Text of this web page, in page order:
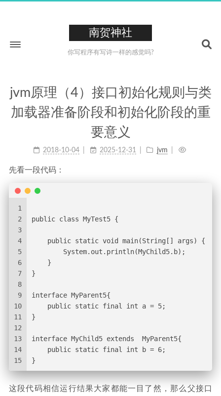
南贺神社
你写程序有写诗一样的感觉吗?
Home
About
Categories
Archives
0XCC
jvm原理（4）接口初始化规则与类
加载器准备阶段和初始化阶段的重
要意义
2018-10-04 2025-12-31 jvm
先看一段代码：
1
2
3
4
5
6
7
8
9
10
11
12
13
14
15
public class MyTest5 {
    public static void main(String[] args) {
        System.out.println(MyChild5.b);
    }
}
interface MyParent5{
    public static final int a = 5;
}
interface MyChild5 extends  MyParent5{
    public static final int b = 6;
}
这段代码相信运行结果大家都能一目了然，那么父接口